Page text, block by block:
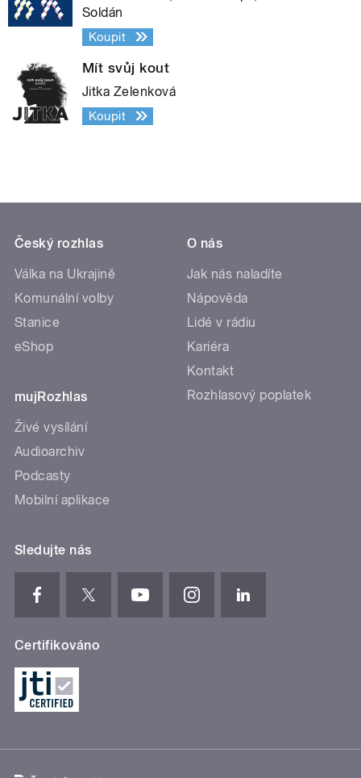
Soldán
Koupit
Mít svůj kout
Jitka Zelenková
Koupit
Český rozhlas
Válka na Ukrajině
Komunální volby
Stanice
eShop
mujRozhlas
Živé vysílání
Audioarchiv
Podcasty
Mobilní aplikace
O nás
Jak nás naladíte
Nápověda
Lidé v rádiu
Kariéra
Kontakt
Rozhlasový poplatek
Sledujte nás
Certifikováno